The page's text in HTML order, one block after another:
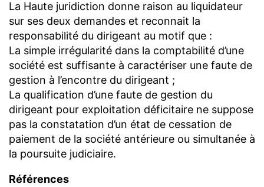
La Haute juridiction donne raison au liquidateur
sur ses deux demandes et reconnait la
responsabilité du dirigeant au motif que :
La simple irrégularité dans la comptabilité d’une
société est suffisante à caractériser une faute de
gestion à l’encontre du dirigeant ;
La qualification d’une faute de gestion du
dirigeant pour exploitation déficitaire ne suppose
pas la constatation d’un état de cessation de
paiement de la société antérieure ou simultanée à
la poursuite judiciaire.
Références